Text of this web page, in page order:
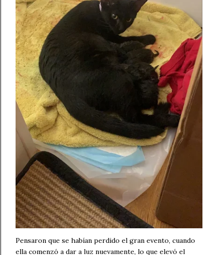
Pensaron que se habían perdido el gran evento, cuando
ella comenzó a dar a luz nuevamente, lo que elevó el